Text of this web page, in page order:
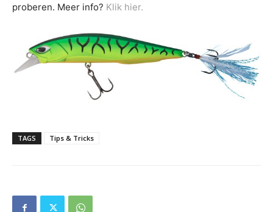
proberen. Meer info? Klik hier.
TAGS Tips & Tricks